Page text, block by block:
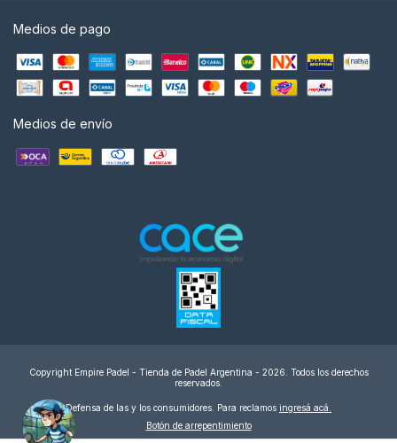
Medios de pago
Medios de envío
Copyright Empire Padel - Tienda de Padel Argentina - 2026. Todos los derechos
reservados.
Defensa de las y los consumidores. Para reclamos ingresá acá.
Botón de arrepentimiento